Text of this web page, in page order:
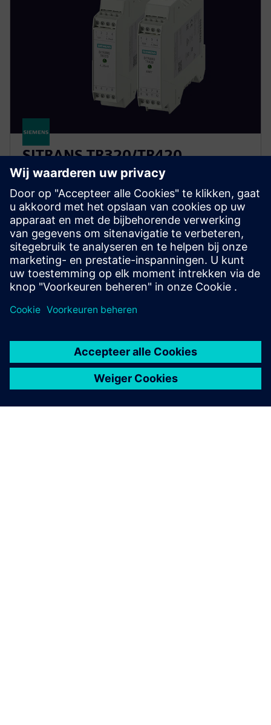
SITRANS TR320/TR420
Zorg voor continue metingen met de SITRANS
TH420. De hot backup-functie schakelt de sensoren
automatisch in bij een storing, waardoor
gegevensverlies en productiestops worden
voorkomen.